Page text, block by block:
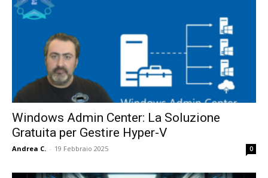
Windows Admin Center: La Soluzione
Gratuita per Gestire Hyper-V
Andrea C. - 19 Febbraio 2025 0